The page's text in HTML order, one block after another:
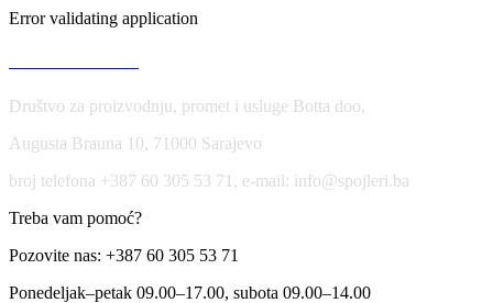
Error validating application
Društvo za proizvodnju, promet i usluge Botta doo,
Augusta Brauna 10, 71000 Sarajevo
broj telefona +387 60 305 53 71, e-mail: info@spojleri.ba
Treba vam pomoć?
Pozovite nas: +387 60 305 53 71
Ponedeljak–petak 09.00–17.00, subota 09.00–14.00